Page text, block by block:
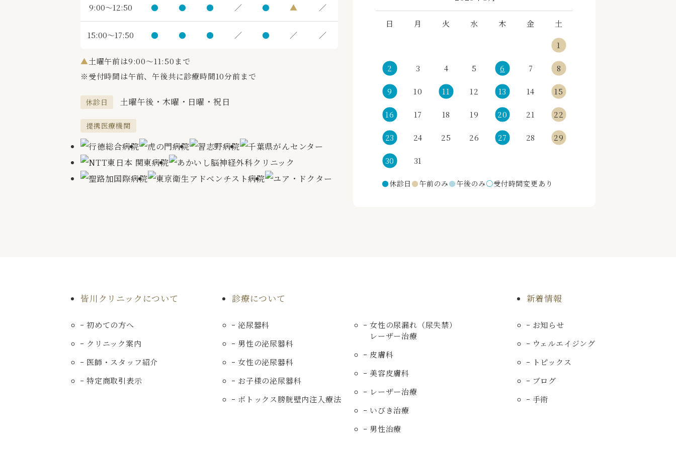
9:00～12:50 ● ● ● ／ ● ▲ ／
15:00～17:50 ● ● ● ／ ● ／ ／
▲土曜午前は9:00～11:50まで
※受付時間は午前、午後共に診療時間10分前まで
休診日 土曜午後・木曜・日曜・祝日
提携医療機関
日 月 火 水 木 金 土
1
2 3 4 5 6 7 8
9 10 11 12 13 14 15
16 17 18 19 20 21 22
23 24 25 26 27 28 29
30 31
●休診日 ●午前のみ●午後のみ○受付時間変更あり
皆川クリニックについて
初めての方へ
クリニック案内
医師・スタッフ紹介
特定商取引表示
診療について
泌尿器科
男性の泌尿器科
女性の泌尿器科
お子様の泌尿器科
ボトックス膀胱壁内注入療法
女性の尿漏れ（尿失禁）
レーザー治療
皮膚科
美容皮膚科
レーザー治療
いびき治療
男性治療
新着情報
お知らせ
ウェルエイジング
トピックス
ブログ
手術